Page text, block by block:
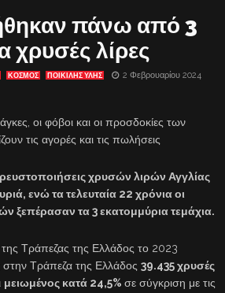
πάνω από 3
χρυσές λίρες
ΚΟΣΜΟΣ ΠΟΙΚΙΛΗΣ ΥΛΗΣ
2 Φεβρουαρίου 2024
οι φόβοι και οι προσδοκίες των
τις αγορές και τις πωλήσεις
χρυσών λιρών Αγγλίας
ενώ τα τελευταία 22 χρόνια οι
ξεπέρασαν τα 3 εκατομμύρια τεμάχια.
Τράπεζας της Ελλάδος το 2023
Τράπεζα της Ελλάδος 39.435 χρυσές
μειωμένος κατά 24,5% σε σύγκριση με τις